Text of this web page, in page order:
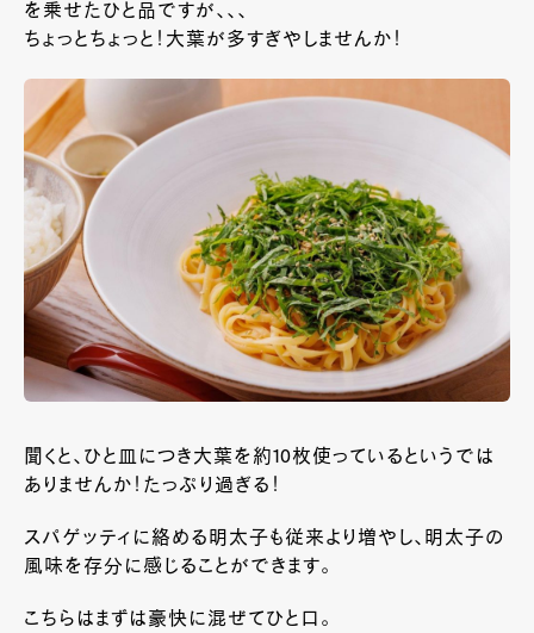
を乗せたひと品ですが、、、
ちょっとちょっと！大葉が多すぎやしませんか！
聞くと、ひと皿につき大葉を約10枚使っているというでは
ありませんか！たっぷり過ぎる！
スパゲッティに絡める明太子も従来より増やし、明太子の
風味を存分に感じることができます。
こちらはまずは豪快に混ぜてひと口。